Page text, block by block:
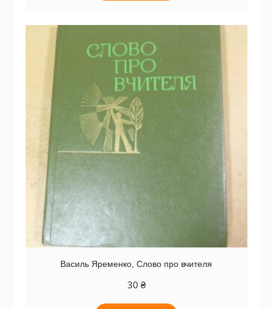
Василь Яременко, Слово про вчителя
30 ₴